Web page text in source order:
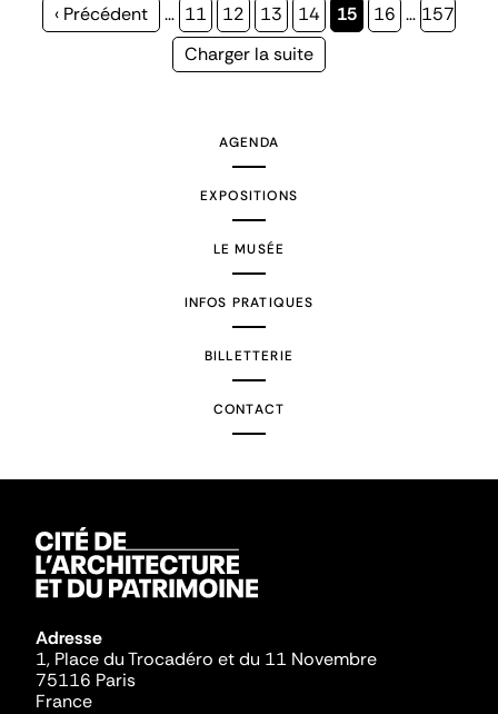
Page
‹ Précédent … Page
11 Page
12 Page
13 Page
14
Page
15 Page
16 … Page
157
Page
Charger la suite
AGENDA
EXPOSITIONS
LE MUSÉE
INFOS PRATIQUES
BILLETTERIE
CONTACT
Adresse
1, Place du Trocadéro et du 11 Novembre
75116 Paris
France